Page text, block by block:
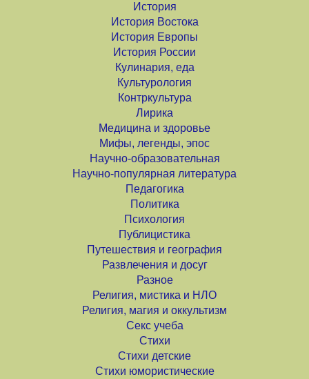
История
История Востока
История Европы
История России
Кулинария, еда
Культурология
Контркультура
Лирика
Медицина и здоровье
Мифы, легенды, эпос
Научно-образовательная
Научно-популярная литература
Педагогика
Политика
Психология
Публицистика
Путешествия и география
Развлечения и досуг
Разное
Религия, мистика и НЛО
Религия, магия и оккультизм
Секс учеба
Стихи
Стихи детские
Стихи юмористические